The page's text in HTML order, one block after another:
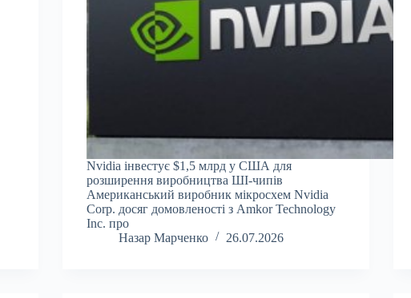
Nvidia інвестує $1,5 млрд у США для
розширення виробництва ШІ-чипів
Американський виробник мікросхем Nvidia
Corp. досяг домовленості з Amkor Technology
Inc. про
Назар Марченко
26.07.2026